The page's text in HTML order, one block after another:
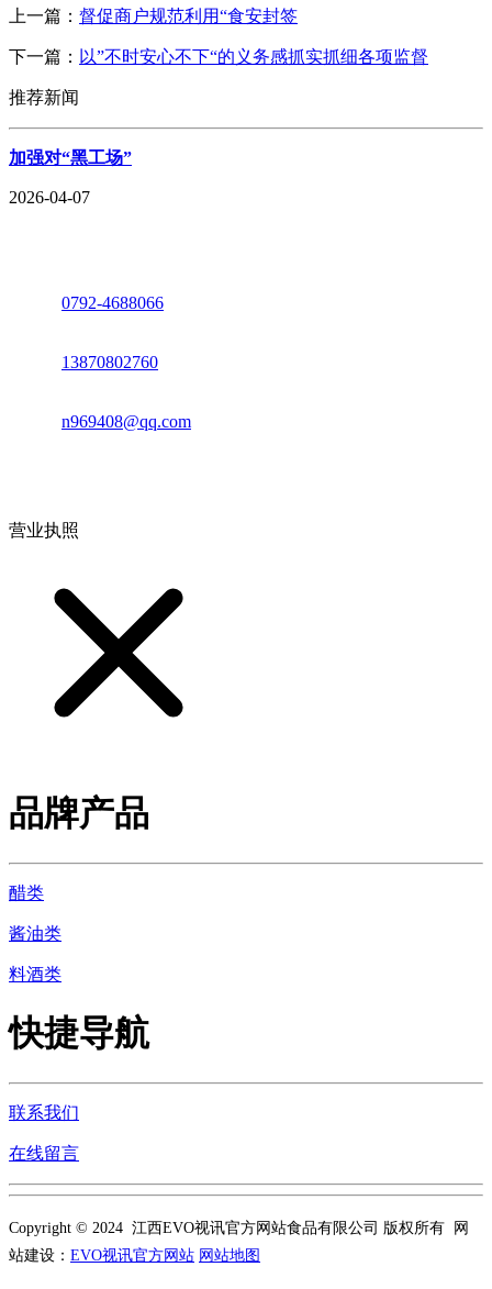
上一篇： 督促商户规范利用“食安封签
下一篇： 以”不时安心不下“的义务感抓实抓细各项监督
推荐新闻
加强对“黑工场”
2026-04-07
0792-4688066
13870802760
n969408@qq.com
营业执照
品牌产品
醋类
酱油类
料酒类
快捷导航
联系我们
在线留言
Copyright © 2024 江西EVO视讯官方网站食品有限公司 版权所有 网
站建设： EVO视讯官方网站 网站地图